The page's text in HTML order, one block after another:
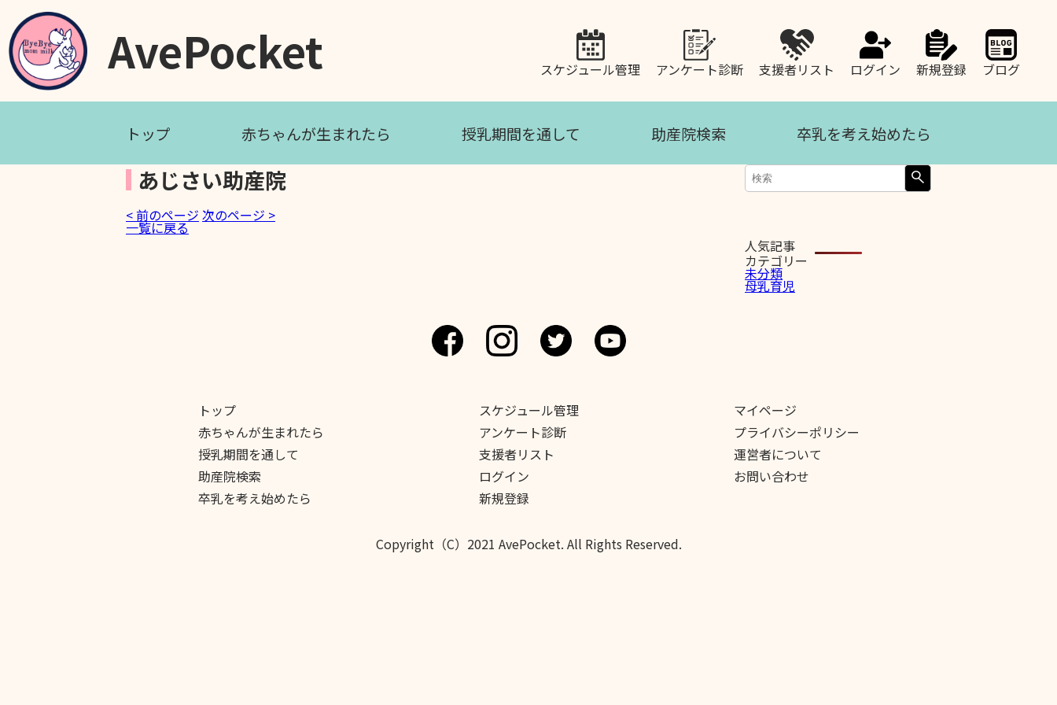
AvePocket スケジュール管理 アンケート診断 支援者リスト ログイン 新規登録 ブログ
トップ 赤ちゃんが生まれたら 授乳期間を通して 助産院検索 卒乳を考え始めたら
あじさい助産院
< 前のページ 次のページ >
一覧に戻る
人気記事
カテゴリー
未分類
母乳育児
トップ
赤ちゃんが生まれたら
授乳期間を通して
助産院検索
卒乳を考え始めたら
スケジュール管理
アンケート診断
支援者リスト
ログイン
新規登録
マイページ
プライバシーポリシー
運営者について
お問い合わせ
Copyright（C）2021 AvePocket. All Rights Reserved.